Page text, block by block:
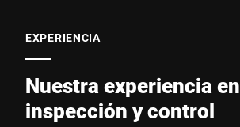
EXPERIENCIA
Nuestra experiencia en
inspección y control